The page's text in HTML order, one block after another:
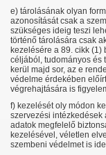
e) tárolásának olyan
azonosítását csak a
szükséges ideig teszi
történő tárolására csak
kezelésére a 89. cikk
céljából, tudományos és
kerül majd sor, az e
védelme érdekében
végrehajtására is
f) kezelését oly módon
szervezési
adatok megfelelő
kezelésével, véletlen
szembeni védelmet is